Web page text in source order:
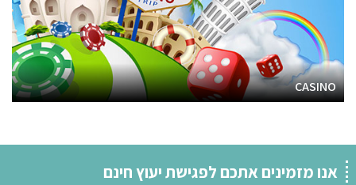
CASINO
אנו מזמינים אתכם לפגישת יעוץ חינם